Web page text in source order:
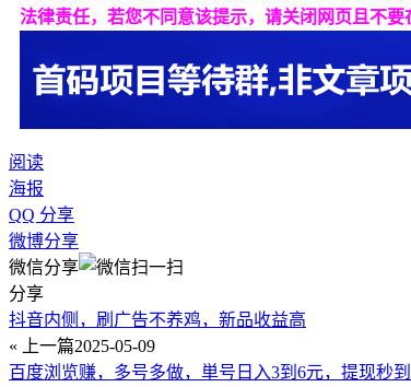
法律责任，若您不同意该提示，请关闭网页且不
阅读
海报
QQ 分享
微博分享
微信分享
分享
抖音内侧，刷广告不养鸡，新品收益高
« 上一篇2025-05-09
百度浏览赚，多号多做，単号日入3到6元，提现秒